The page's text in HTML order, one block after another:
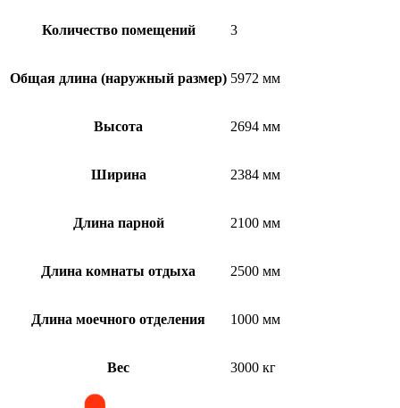
Количество помещений 3
Общая длина (наружный размер) 5972 мм
Высота 2694 мм
Ширина 2384 мм
Длина парной 2100 мм
Длина комнаты отдыха 2500 мм
Длина моечного отделения 1000 мм
Вес 3000 кг